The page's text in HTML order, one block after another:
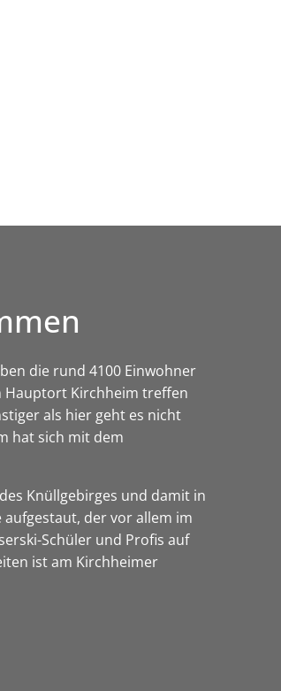
die rund 4100 Einwohner
Hauptort Kirchheim treffen
als hier geht es nicht
hat sich mit dem
Knüllgebirges und damit in
der vor allem im
Schüler und Profis auf
ist am Kirchheimer